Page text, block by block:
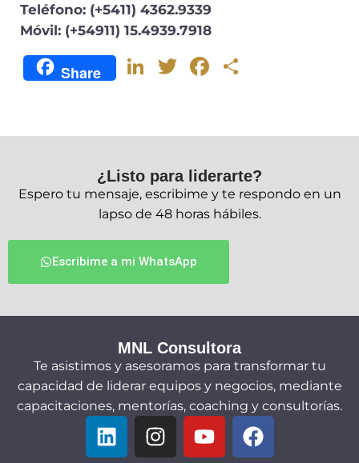
Teléfono: (+5411) 4362.9339
Móvil: (+54911) 15.4939.7918
Share
Li
e
dI
n
T
te
r
F
e
b
o
o
k
p
ar
ti
r
¿Listo para liderarte?
Espero tu mensaje, escribime y te respondo en un
lapso de 48 horas hábiles.
Escribime a mi WhatsApp
MNL Consultora
Te asistimos y asesoramos para transformar tu
capacidad de liderar equipos y negocios, mediante
capacitaciones, mentorías, coaching y consultorías.